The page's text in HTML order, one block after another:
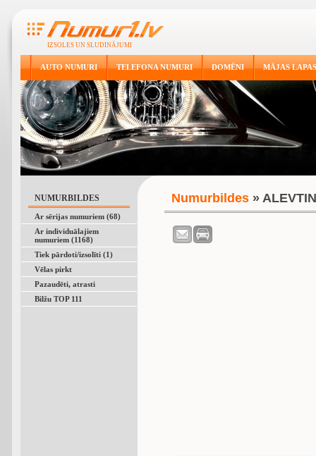
IZSOLES UN SLUDINĀJUMI
AUTO NUMURI TELEFONA NUMURI DOMĒNI MĀJAS LAPAS
NUMURBILDES
Ar sērijas numuriem (68)
Ar individuālajiem
numuriem (1168)
Tiek pārdoti/izsolīti (1)
Vēlas pirkt
Pazaudēti, atrasti
Bilžu TOP 111
Numurbildes»